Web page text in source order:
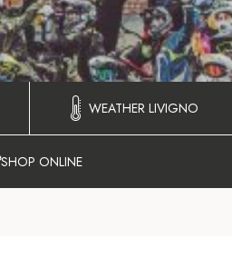
WEATHER LIVIGNO
SHOP ONLINE